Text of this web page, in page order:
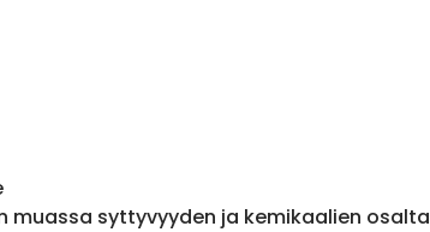
syttyvyyden ja kemikaalien osalta